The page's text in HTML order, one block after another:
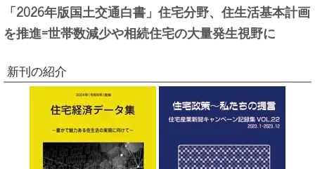
「2026年版国土交通白書」住宅分野、住生活基本計画
を推進=世帯数減少や相続住宅の大量発生視野に
新刊の紹介